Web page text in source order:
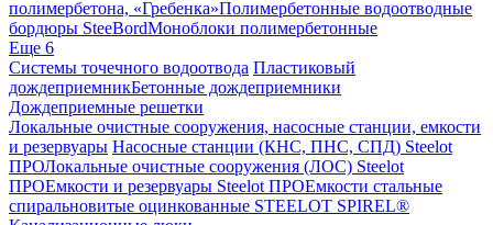
полимербетона, «Гребенка»Полимербетонные водоотводные
бордюры SteeBordМоноблоки полимербетонные
Еще 6
Системы точечного водоотвода Пластиковый
дождеприемникБетонные дождеприемники
Дождеприемные решетки
Локальные очистные сооружения, насосные станции, емкости
и резервуары Насосные станции (КНС, ПНС, СПД) Steelot
ПРОЛокальные очистные сооружения (ЛОС) Steelot
ПРОЕмкости и резервуары Steelot ПРОЕмкости стальные
спиральновитые оцинкованные STEELOT SPIREL®